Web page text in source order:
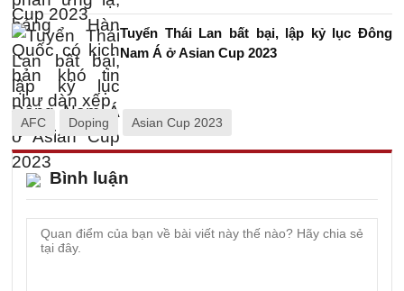
Tuyển Thái Lan bất bại, lập kỷ lục Đông
Nam Á ở Asian Cup 2023
AFC Doping Asian Cup 2023
Bình luận